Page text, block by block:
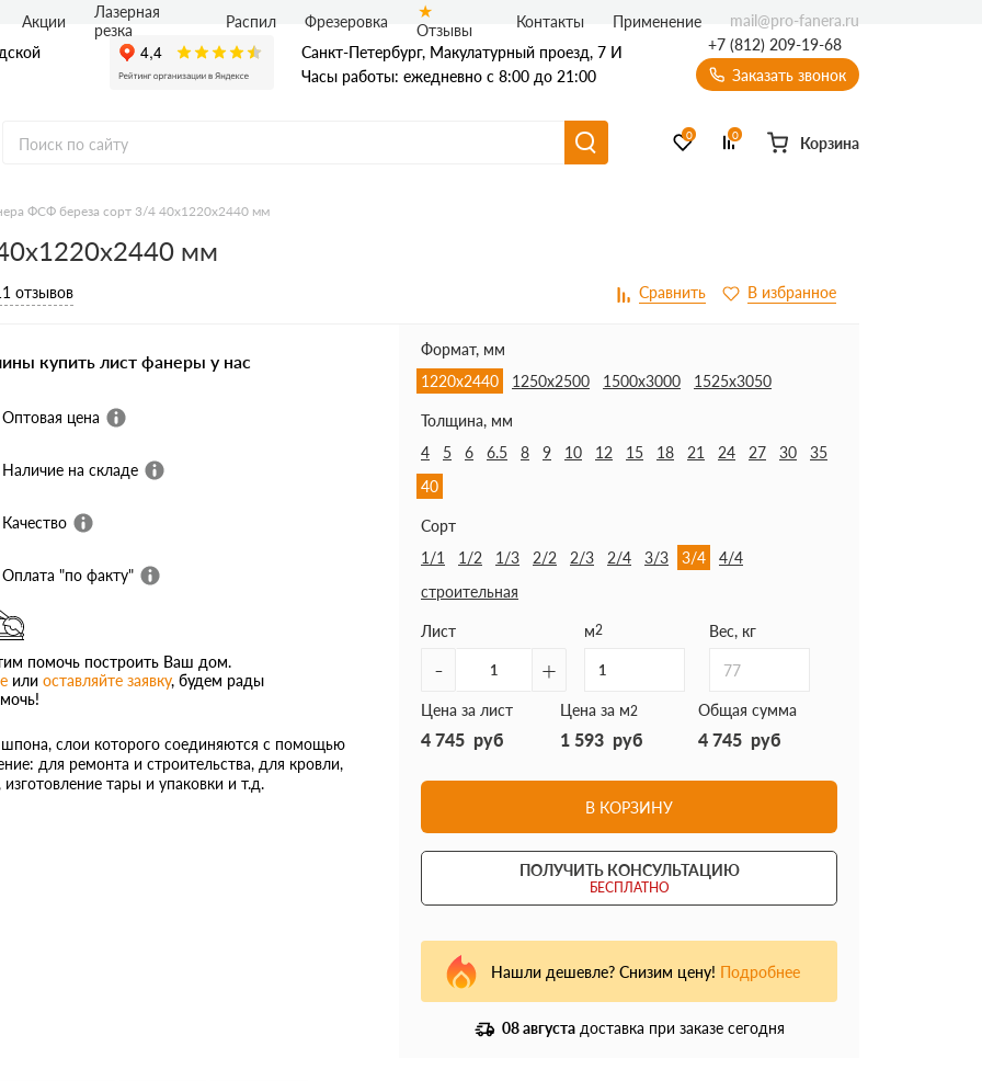
Санкт-Петербург, Макулатурный проезд, 7 И
Часы работы: ежедневно с 8:00 до 21:00
+7 (812) 209-19-68
Заказать звонок
фанера
фанера
0 0 Корзина
Акции
Лазерная
резка
Распил Фрезеровка Отзывы Контакты Применение mail@pro-fanera.ru
ФСФ береза сорт 3/4 40х1220х2440 мм
мм
отзывов
купить лист фанеры у нас
Оптовая цена
Наличие на складе
Качество
Оплата "по факту"
помочь построить Ваш дом.
или оставляйте заявку, будем рады
слои которого соединяются с помощью
для ремонта и строительства, для кровли,
тары и упаковки и т.д.
Формат, мм
1220х2440
1250х2500 1500х3000 1525х3050
Толщина, мм
4
5 6 6.5 8 9 10 12 15 18 21 24 27 30
35
40
Сорт
1/1
1/2 1/3 2/2 2/3 2/4 3/3 3/4
4/4
строительная
Лист
- +
м2 Вес, кг
77
Цена за лист
4 745 руб
Цена за м2
1 593 руб
Общая сумма
4 745 руб
В КОРЗИНУ
ПОЛУЧИТЬ КОНСУЛЬТАЦИЮ
БЕСПЛАТНО
Нашли дешевле? Снизим цену! Подробнее
08 августа доставка при заказе сегодня